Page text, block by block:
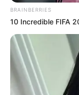
BRAINBERRIES
10 Incredible FIFA